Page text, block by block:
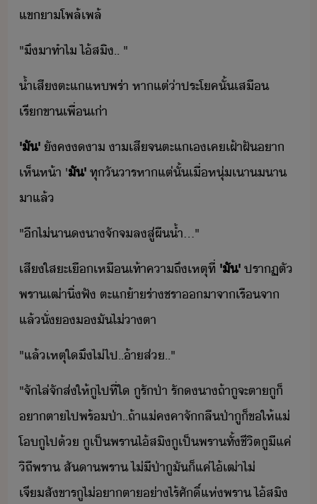
แขา​โพล้เพล้
"​ึ​าทำ​ไ​ ​ไ้​สิ​..​ ​"
้ำเสี​ตะ​แ​แห​พร่า​ ​หาแต่​่า​ประโค​ั้​เสื​
เรีขา​เพื่เ่า
'​ั​'​ัค​า​ ​า​เสี​จ​ตะ​แ​เ​เค​เฝ้า​ฝั​า​
เห็​ห้า​ ​'ั​'​ทุั​าร​หาแต่​ั้​เื่​หุ่​เา​า​
า​แล้
"​ีไ่า​​า​จั​จ​ล​สู่​ผื้ำ​...​"
เสีใส​ะเื​เหื​เท้าคาถึ​เหตุ​ที่​ '​ั​'​ปราฏตั​ ​
พรา​เฒ่า​ิ่​ฟั​ ​ตะ​แ​้า​ร่า​ชรา​า​จา​เรื​จา​
แล้​ั่​​​ั​ไ่​าตา
"​แล้​เหตุใ​ึ​ไ่​ไป​..​้า​ส่​..​"
"​จั​ไล่​จั​ส่​ให้​ู​ไป​ที่ใ​ ​ูรั​ป​่า​ ​รั​​า​ถ้า​ู​จะ​ตา​ู​็​
า​ตา​ไป​พร้​ป่า​..​ถ้า​แ่คคา​จั​ลื​ป่า​ู​็​ขให้​แ่​
โ​ู​ไป​้​ ​ู​เป็​พรา​ไ้​สิ​ู​เป็​พรา​ทั้​ชีิต​ู​ี​แค่​
ิถี​พรา​ ​สัา​พรา​ ​ไ่ี​ป่า​ู​ั​็​แค่​ไ้​เฒ่า​ไ่​
เจีสัขาร​ู​ไ่​า​ตา​่าไร​้​ศัิ์​แห่​พรา​ ​ไ้​สิ​